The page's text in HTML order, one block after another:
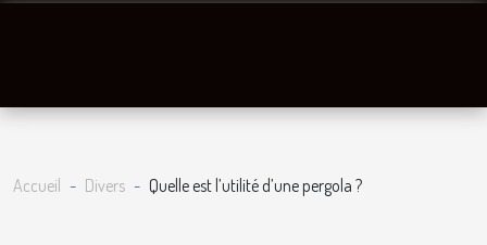
Accueil Divers Quelle est l’utilité d’une pergola ?